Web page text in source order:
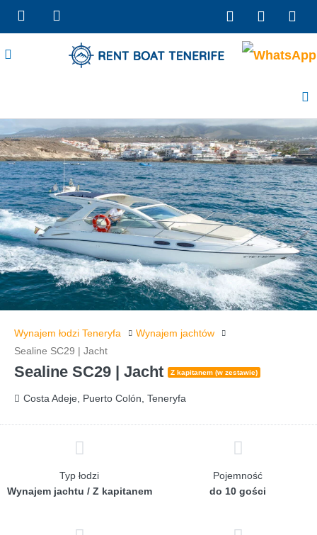
Wynajem łodzi Teneryfa
Wynajem jachtów
Sealine SC29 | Jacht
Sealine SC29 | Jacht Z kapitanem (w zestawie)
Costa Adeje, Puerto Colón, Teneryfa
Typ łodzi
Wynajem jachtu / Z kapitanem
Pojemność
do 10 gości